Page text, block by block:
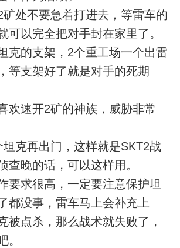
矿处不要急着打进去，等雷车的
可以完全把对手封在家里了。
克的支架，2个重工场一个出雷
等支架好了就是对手的死期
欢速开2矿的神族，威胁非常
克再出门，这样就是SKT2战
查晚的话，可以这样用。
要求很高，一定要注意保护坦
都没事，雷车马上会补充上
被点杀，那么战术就失败了，
。